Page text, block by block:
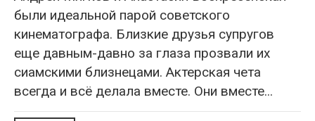
были идеальной парой советского
кинематографа. Близкие друзья супругов
еще давным-давно за глаза прозвали их
сиамскими близнецами. Актерская чета
всегда и всё делала вместе. Они вместе...